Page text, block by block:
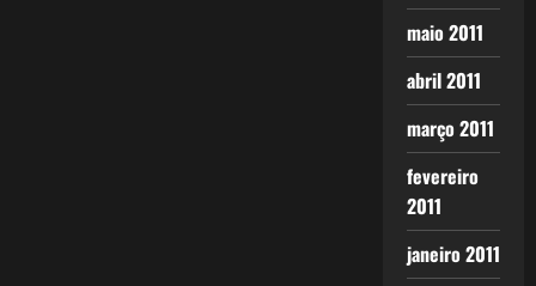
maio 2011
abril 2011
março 2011
fevereiro
2011
janeiro 2011